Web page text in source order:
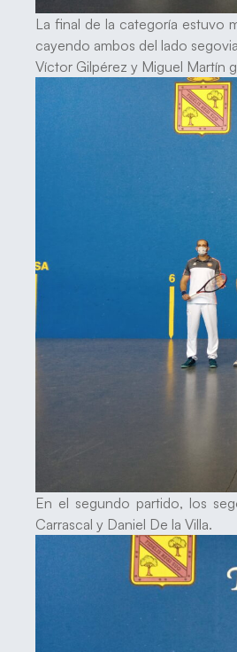
La final de la categoría estuvo
cayendo ambos del lado
Víctor Gilpérez y Miguel Martín
En el segundo partido, los
Carrascal y Daniel De la Villa.